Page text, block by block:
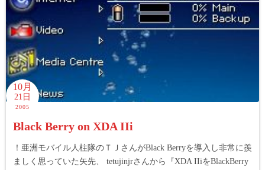
10月
21日
2005
Black Berry on XDA IIi
！亜洲モバイル人柱隊のＴＪさんがBlack Berryを導入し非常に羨
ましく思っていた矢先、 tetujinjrさんから『XDA IIiをBlackBerry